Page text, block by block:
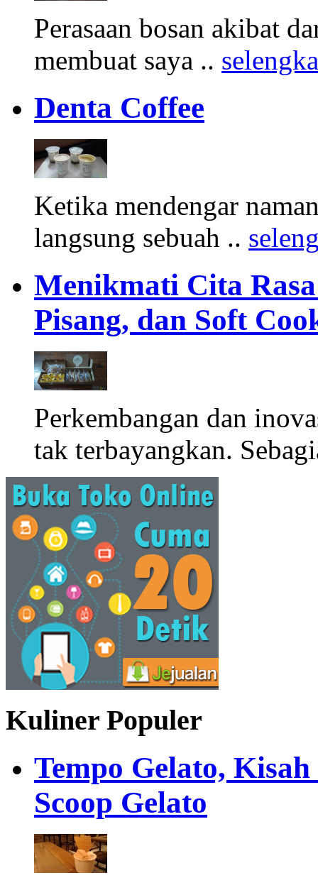
Perasaan bosan akibat
membuat saya ..
Denta Coffee
Ketika mendengar
langsung sebuah ..
Menikmati Cita
Pisang, dan Soft
Perkembangan dan
tak terbayangkan.
Kuliner Populer
Tempo Gelato,
Scoop Gelato